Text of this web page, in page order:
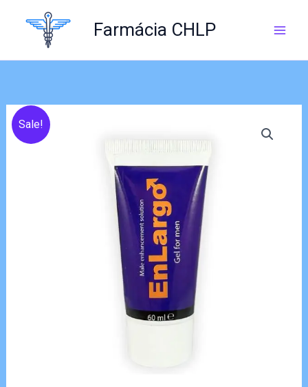
Farmácia CHLP
Sale!